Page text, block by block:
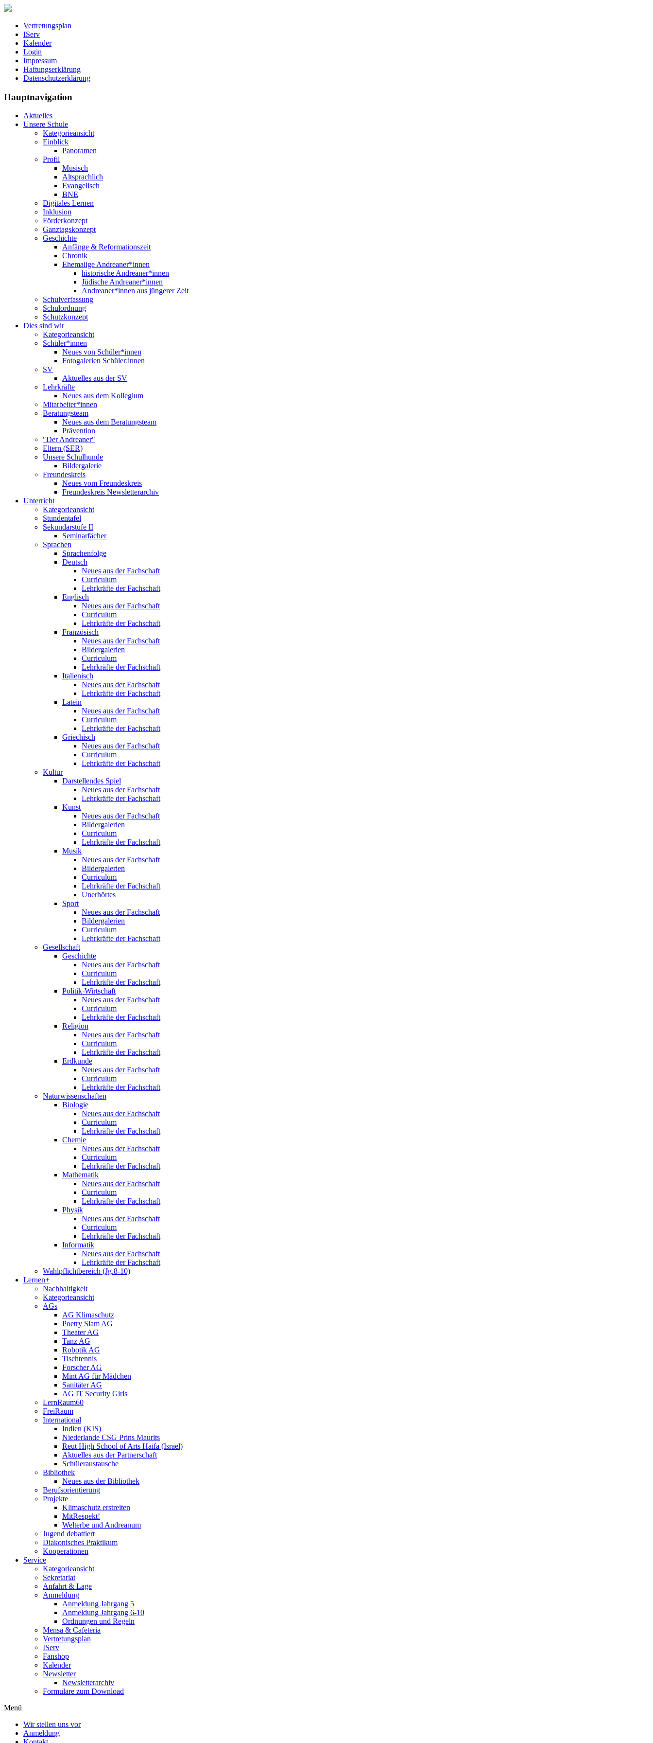
Vertretungsplan
IServ
Kalender
Login
Impressum
Haftungserklärung
Datenschutzerklärung
Hauptnavigation
Aktuelles
Unsere Schule
Kategorieansicht
Einblick
Panoramen
Profil
Musisch
Altsprachlich
Evangelisch
BNE
Digitales Lernen
Inklusion
Förderkonzept
Ganztagskonzept
Geschichte
Anfänge & Reformationszeit
Chronik
Ehemalige Andreaner*innen
historische Andreaner*innen
Jüdische Andreaner*innen
Andreaner*innen aus jüngerer Zeit
Schulverfassung
Schulordnung
Schutzkonzept
Dies sind wir
Kategorieansicht
Schüler*innen
Neues von Schüler*innen
Fotogalerien Schüler:innen
SV
Aktuelles aus der SV
Lehrkräfte
Neues aus dem Kollegium
Mitarbeiter*innen
Beratungsteam
Neues aus dem Beratungsteam
Prävention
"Der Andreaner"
Eltern (SER)
Unsere Schulhunde
Bildergalerie
Freundeskreis
Neues vom Freundeskreis
Freundeskreis Newsletterarchiv
Unterricht
Kategorieansicht
Stundentafel
Sekundarstufe II
Seminarfächer
Sprachen
Sprachenfolge
Deutsch
Neues aus der Fachschaft
Curriculum
Lehrkräfte der Fachschaft
Englisch
Neues aus der Fachschaft
Curriculum
Lehrkräfte der Fachschaft
Französisch
Neues aus der Fachschaft
Bildergalerien
Curriculum
Lehrkräfte der Fachschaft
Italienisch
Neues aus der Fachschaft
Lehrkräfte der Fachschaft
Latein
Neues aus der Fachschaft
Curriculum
Lehrkräfte der Fachschaft
Griechisch
Neues aus der Fachschaft
Curriculum
Lehrkräfte der Fachschaft
Kultur
Darstellendes Spiel
Neues aus der Fachschaft
Lehrkräfte der Fachschaft
Kunst
Neues aus der Fachschaft
Bildergalerien
Curriculum
Lehrkräfte der Fachschaft
Musik
Neues aus der Fachschaft
Bildergalerien
Curriculum
Lehrkräfte der Fachschaft
Unerhörtes
Sport
Neues aus der Fachschaft
Bildergalerien
Curriculum
Lehrkräfte der Fachschaft
Gesellschaft
Geschichte
Neues aus der Fachschaft
Curriculum
Lehrkräfte der Fachschaft
Politik-Wirtschaft
Neues aus der Fachschaft
Curriculum
Lehrkräfte der Fachschaft
Religion
Neues aus der Fachschaft
Curriculum
Lehrkräfte der Fachschaft
Erdkunde
Neues aus der Fachschaft
Curriculum
Lehrkräfte der Fachschaft
Naturwissenschaften
Biologie
Neues aus der Fachschaft
Curriculum
Lehrkräfte der Fachschaft
Chemie
Neues aus der Fachschaft
Curriculum
Lehrkräfte der Fachschaft
Mathematik
Neues aus der Fachschaft
Curriculum
Lehrkräfte der Fachschaft
Physik
Neues aus der Fachschaft
Curriculum
Lehrkräfte der Fachschaft
Informatik
Neues aus der Fachschaft
Lehrkräfte der Fachschaft
Wahlpflichtbereich (Jg.8-10)
Lernen+
Nachhaltigkeit
Kategorieansicht
AGs
AG Klimaschutz
Poetry Slam AG
Theater AG
Tanz AG
Robotik AG
Tischtennis
Forscher AG
Mint AG für Mädchen
Sanitäter AG
AG IT Security Girls
LernRaum60
FreiRaum
International
Indien (KIS)
Niederlande CSG Prins Maurits
Reut High School of Arts Haifa (Israel)
Aktuelles aus der Partnerschaft
Schüleraustausche
Bibliothek
Neues aus der Bibliothek
Berufsorientierung
Projekte
Klimaschutz erstreiten
MitRespekt!
Welterbe und Andreanum
Jugend debattiert
Diakonisches Praktikum
Kooperationen
Service
Kategorieansicht
Sekretariat
Anfahrt & Lage
Anmeldung
Anmeldung Jahrgang 5
Anmeldung Jahrgang 6-10
Ordnungen und Regeln
Mensa & Cafeteria
Vertretungsplan
IServ
Fanshop
Kalender
Newsletter
Newsletterarchiv
Formulare zum Download
Menü
Wir stellen uns vor
Anmeldung